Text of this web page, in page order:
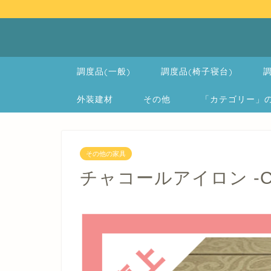
調度品(一般) 調度品(椅子寝台)
外装建材 その他 「カテゴリー
その他の家具
チャコールアイロン -